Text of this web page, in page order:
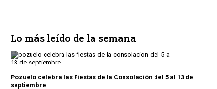
Lo más leído de la semana
Pozuelo celebra las Fiestas de la Consolación del 5 al 13 de
septiembre